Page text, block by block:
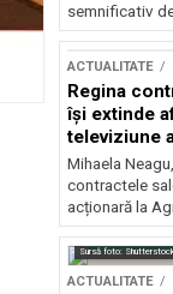
semnificativ
ACTUALITATE
Regina
își extinde
televiziune
Mihaela
contractele
acționară la
Sursă foto: Shutterstock
ACTUALITATE